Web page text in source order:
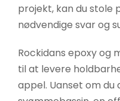
projekt, kan du stole
nødvendige svar og
Rockidans epoxy og
til at levere
appel. Uanset om